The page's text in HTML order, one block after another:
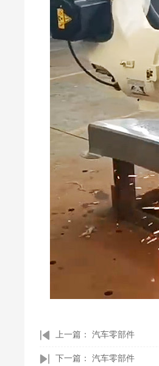
上一篇：汽车零部件
下一篇：汽车零部件